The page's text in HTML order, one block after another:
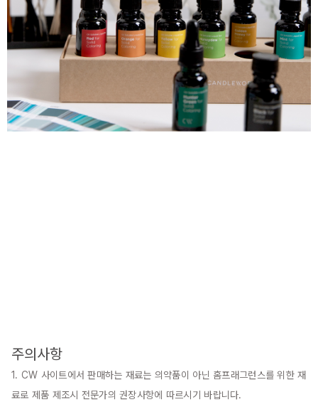
주의사항
1. CW 사이트에서 판매하는 재료는 의약품이 아닌 홈프래그런스를 위한 재
료로 제품 제조시 전문가의 권장사항에 따르시기 바랍니다.